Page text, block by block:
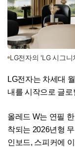
LG전자의 'LG 시그
LG전자는 차세대
내를 시작으로 글
올레드 W는 연필
착되는 2026년형
인보드, 스피커에